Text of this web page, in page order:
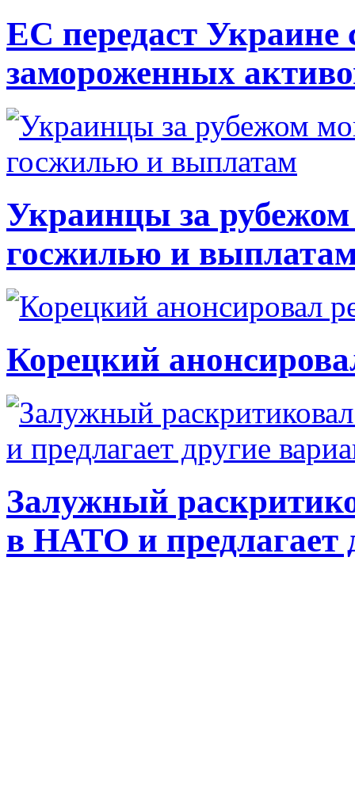
ЕС передаст Украине
замороженных
Украинцы за рубежом
госжилью и
Корецкий
Залужный
в НАТО и предлагает